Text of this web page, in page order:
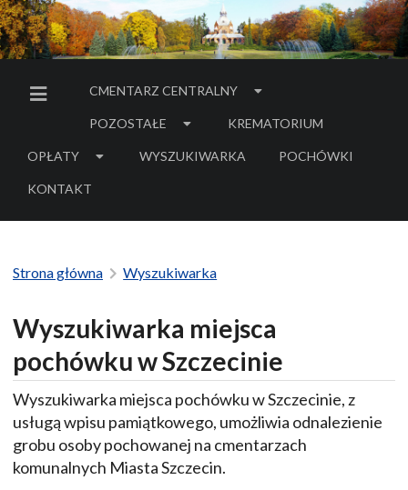
MENU BOCZNE
CMENTARZ CENTRALNY
POZOSTAŁE KREMATORIUM
OPŁATY WYSZUKIWARKA POCHÓWKI
- LINK DO SERWISU
KONTAKT
Strona główna Wyszukiwarka
Wyszukiwarka miejsca
pochówku w Szczecinie
Wyszukiwarka miejsca pochówku w Szczecinie, z
usługą wpisu pamiątkowego, umożliwia odnalezienie
grobu osoby pochowanej na cmentarzach
komunalnych Miasta Szczecin.